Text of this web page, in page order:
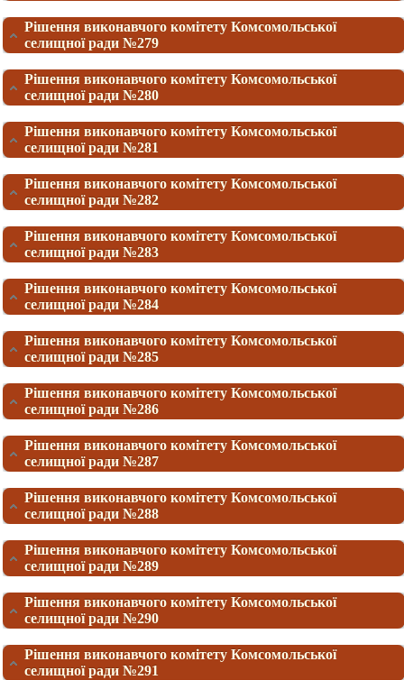
Рішення виконавчого комітету Комсомольської
селищної ради №279
Рішення виконавчого комітету Комсомольської
селищної ради №280
Рішення виконавчого комітету Комсомольської
селищної ради №281
Рішення виконавчого комітету Комсомольської
селищної ради №282
Рішення виконавчого комітету Комсомольської
селищної ради №283
Рішення виконавчого комітету Комсомольської
селищної ради №284
Рішення виконавчого комітету Комсомольської
селищної ради №285
Рішення виконавчого комітету Комсомольської
селищної ради №286
Рішення виконавчого комітету Комсомольської
селищної ради №287
Рішення виконавчого комітету Комсомольської
селищної ради №288
Рішення виконавчого комітету Комсомольської
селищної ради №289
Рішення виконавчого комітету Комсомольської
селищної ради №290
Рішення виконавчого комітету Комсомольської
селищної ради №291